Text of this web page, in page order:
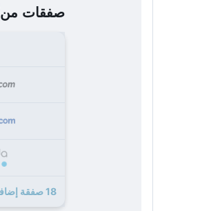
صفقات من
18 صفقة إضافية لـ فندق براغ ستار